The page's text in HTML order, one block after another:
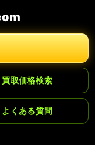
買取価格検索
よくある質問